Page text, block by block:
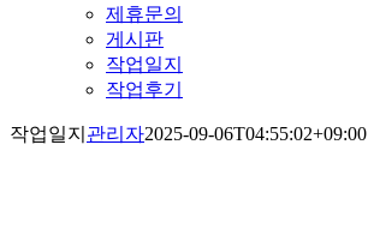
제휴문의
게시판
작업일지
작업후기
작업일지 관리자2025-09-06T04:55:02+09:00